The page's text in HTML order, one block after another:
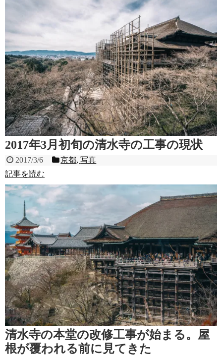
2017年3月初旬の清水寺の工事の現状
2017/3/6 京都,写真
記事を読む
清水寺の本堂の改修工事が始まる。屋
根が覆われる前に見てきた